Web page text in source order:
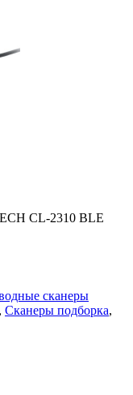
CL-2310 BLE
сканеры
, Сканеры подборка,